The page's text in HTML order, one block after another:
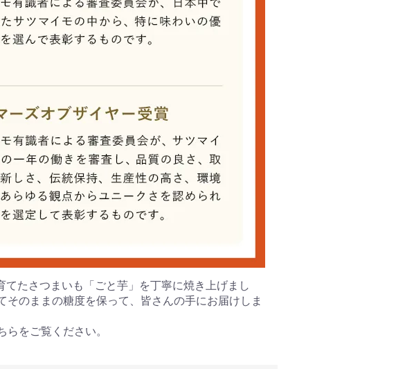
たさつまいも「ごと芋」を丁寧に焼き上げまし
そのままの糖度を保って、皆さんの手にお届けしま
らをご覧ください。